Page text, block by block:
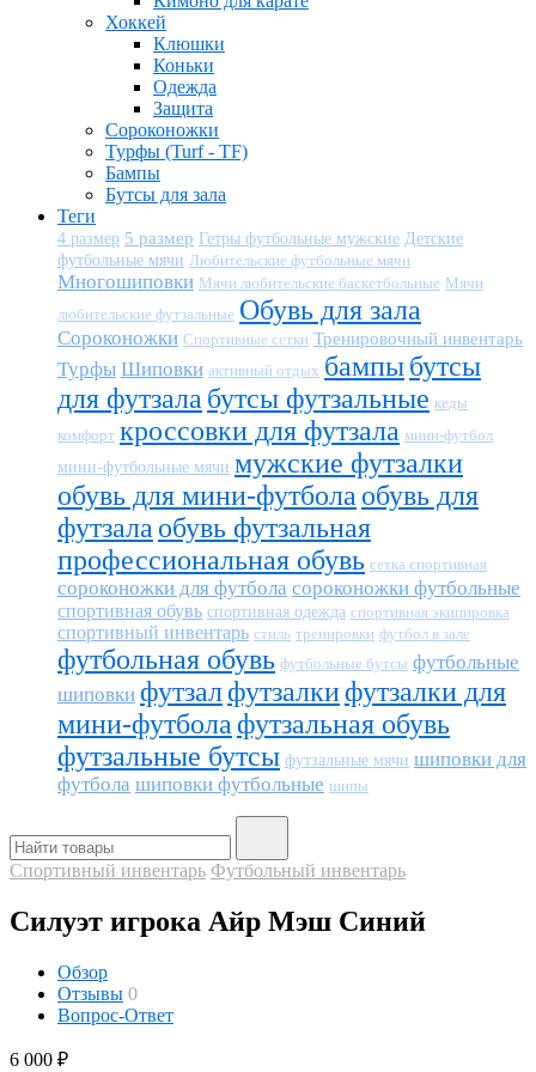
Хоккей
Клюшки
Коньки
Одежда
Защита
Сороконожки
Турфы (Turf - TF)
Бампы
Бутсы для зала
Теги
4 размер 5 размер Гетры футбольные мужские Детские
футбольные мячи Любительские футбольные мячи
Многошиповки Мячи любительские баскетбольные Мячи
любительские футзальные Обувь для зала
Сороконожки Спортивные сетки Тренировочный инвентарь
Турфы Шиповки активный отдых бампыбутсы
для футзала бутсы футзальные кеды
комфорт кроссовки для футзала мини-футбол
мини-футбольные мячи мужские футзалки
обувь для мини-футбола обувь для
футзала обувь футзальная
профессиональная обувь сетка спортивная
сороконожки для футбола сороконожки футбольные
спортивная обувь спортивная одежда спортивная экипировка
спортивный инвентарь стиль тренировки футбол в зале
футбольная обувь футбольные бутсы футбольные
шиповки футзалфутзалкифутзалки для
мини-футбола футзальная обувь
футзальные бутсы футзальные мячи шиповки для
футбола шиповки футбольные шипы
Спортивный инвентарь Футбольный инвентарь
Силуэт игрока Айр Мэш Синий
Обзор
Отзывы 0
Вопрос-Ответ
6 000 ₽